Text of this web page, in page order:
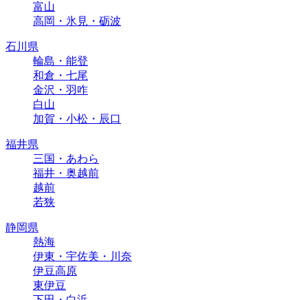
富山
高岡・氷見・砺波
石川県
輪島・能登
和倉・七尾
金沢・羽咋
白山
加賀・小松・辰口
福井県
三国・あわら
福井・奥越前
越前
若狭
静岡県
熱海
伊東・宇佐美・川奈
伊豆高原
東伊豆